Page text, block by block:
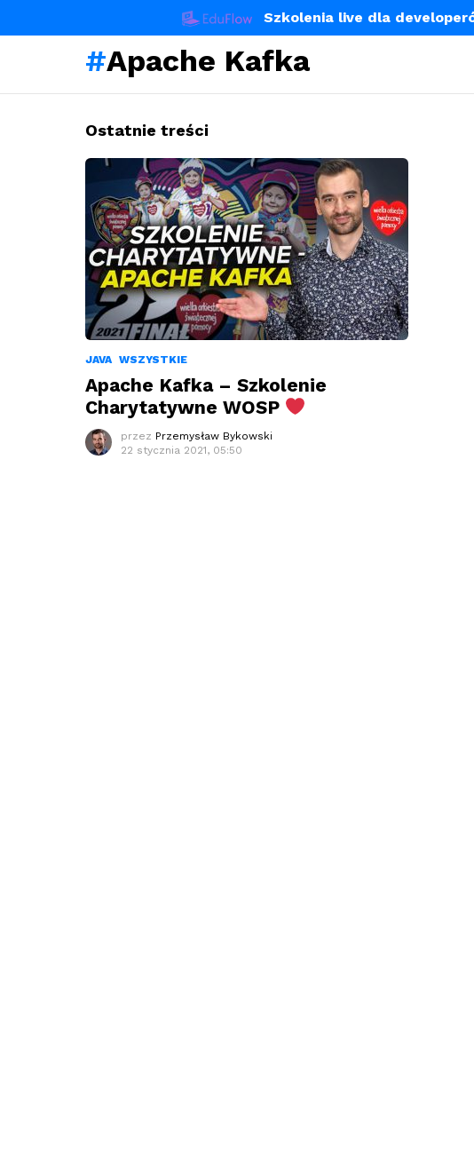
Szkolenia live dla
Apache Kafka
Ostatnie treści
JAVA WSZYSTKIE
Apache Kafka – Szkolenie
Charytatywne WOSP
przez Przemysław Bykowski
22 stycznia 2021, 05:50